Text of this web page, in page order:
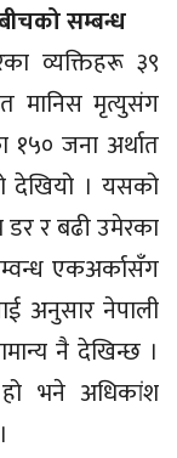
सम्बन्ध
व्यक्तिहरू ३९
मानिस मृत्युसंग
१५० जना अर्थात
देखियो । यसको
र बढी उमेरका
एकअर्कासँग
अनुसार नेपाली
नै देखिन्छ ।
भने अधिकांश